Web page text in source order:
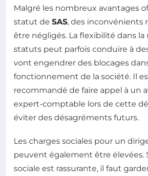
Malgré les nombreux avantages
statut de SAS, des inconvénients
être négligés. La flexibilité dans la
statuts peut parfois conduire à
vont engendrer des blocages
fonctionnement de la société. Il
recommandé de faire appel à un
expert-comptable lors de cette
éviter des désagréments futurs.
Les charges sociales pour un
peuvent également être élevées.
sociale est rassurante, il faut